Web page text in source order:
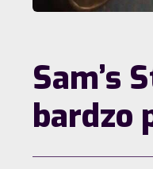
Sam’s
bardzo